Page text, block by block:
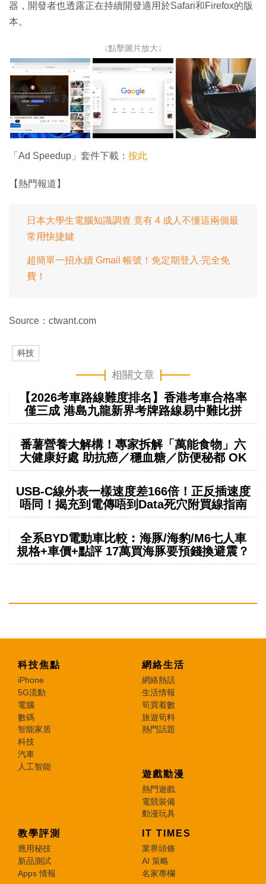
器，開發者也透露正在持續開發適用於Safari和Firefox的版
本。
↓點擊圖片放大↓
「Ad Speedup」套件下載： 按此
【熱門報道】
日本大學生電腦知識調查 竟有 4 成人不懂這兩個最
常用快捷鍵
超簡單一招永續 Gmail 帳號！免定期登入‧完全免
費！
Source：ctwant.com
科技
相關文章
【2026考車路線難度排名】香港考車合格率
僅三成 港島九龍新界考牌路線易中難比拼
番薯營養大解構！專家拆解「萬能食物」六
大健康好處 助抗癌／穩血糖／防便秘都 OK
USB-C線外表一樣速度差166倍！正反插速度
唔同！揭充到電傳唔到Data死穴附買線指南
全系BYD電動車比較︰海豚/海豹/M6七人車
規格+車價+點評 17萬買海豚要預錢換避震？
科技焦點
iPhone
5G流動
電腦
數碼
智能家居
科技
汽車
人工智能
網絡生活
網絡熱話
生活情報
筍買着數
旅遊筍料
熱門話題
遊戲動漫
熱門遊戲
電競裝備
動漫玩具
教學評測
應用秘技
新品測試
Apps 情報
IT TIMES
業界頭條
AI 策略
名家專欄